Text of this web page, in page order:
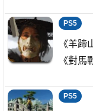
PS5
《羊
《對馬
PS5